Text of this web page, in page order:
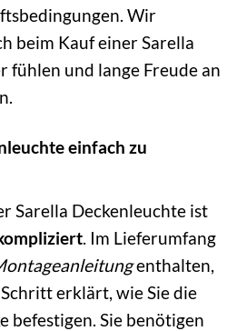
Wir
beim Kauf einer Sarella
fühlen und lange Freude an
einfach zu
Sarella Deckenleuchte ist
. Im Lieferumfang
enthalten,
erklärt, wie Sie die
befestigen. Sie benötigen